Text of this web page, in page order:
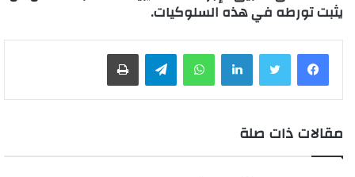
يثبت تورطه في هذه السلوكيات.
لينكدإن واتساب
مقالات ذات صلة